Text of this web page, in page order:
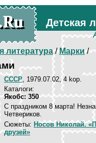
Детская
литература/Марки/
СССР, 1979.07.02, 4 kop.
Каталоги:
Якобс: 350
С праздником 8 марта!
Четвериков.
Сюжеты: Носов Николай.
друзей»